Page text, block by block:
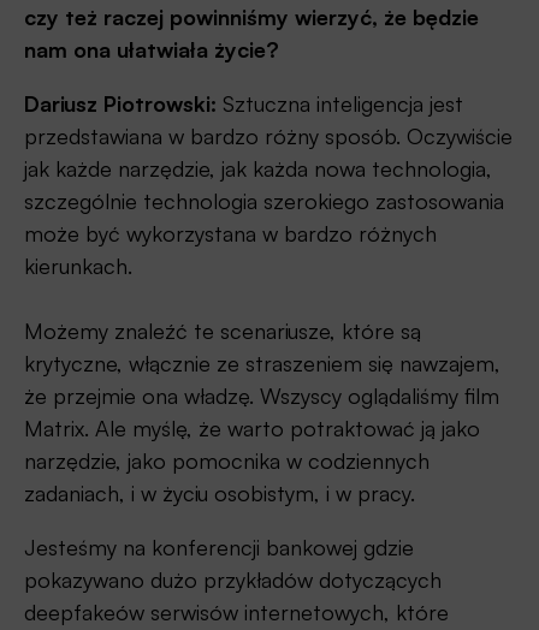
czy też raczej powinniśmy wierzyć, że będzie
nam ona ułatwiała życie?
Dariusz Piotrowski: Sztuczna inteligencja jest
przedstawiana w bardzo różny sposób. Oczywiście
jak każde narzędzie, jak każda nowa technologia,
szczególnie technologia szerokiego zastosowania
może być wykorzystana w bardzo różnych
kierunkach.
Możemy znaleźć te scenariusze, które są
krytyczne, włącznie ze straszeniem się nawzajem,
że przejmie ona władzę. Wszyscy oglądaliśmy film
Matrix. Ale myślę, że warto potraktować ją jako
narzędzie, jako pomocnika w codziennych
zadaniach, i w życiu osobistym, i w pracy.
Jesteśmy na konferencji bankowej gdzie
pokazywano dużo przykładów dotyczących
deepfakeów serwisów internetowych, które